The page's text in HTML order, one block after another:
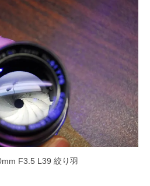
F3.5 L39 絞り羽